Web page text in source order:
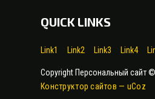
QUICK LINKS
Link1 Link2 Link3 Link4
Copyright Персональный сайт
Конструктор сайтов — uCoz